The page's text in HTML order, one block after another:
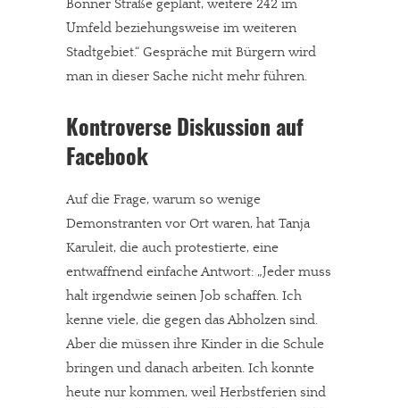
Bonner Straße geplant, weitere 242 im
Umfeld beziehungsweise im weiteren
Stadtgebiet.“ Gespräche mit Bürgern wird
man in dieser Sache nicht mehr führen.
Kontroverse Diskussion auf
Facebook
Auf die Frage, warum so wenige
Demonstranten vor Ort waren, hat Tanja
Karuleit, die auch protestierte, eine
entwaffnend einfache Antwort: „Jeder muss
halt irgendwie seinen Job schaffen. Ich
kenne viele, die gegen das Abholzen sind.
Aber die müssen ihre Kinder in die Schule
bringen und danach arbeiten. Ich konnte
heute nur kommen, weil Herbstferien sind